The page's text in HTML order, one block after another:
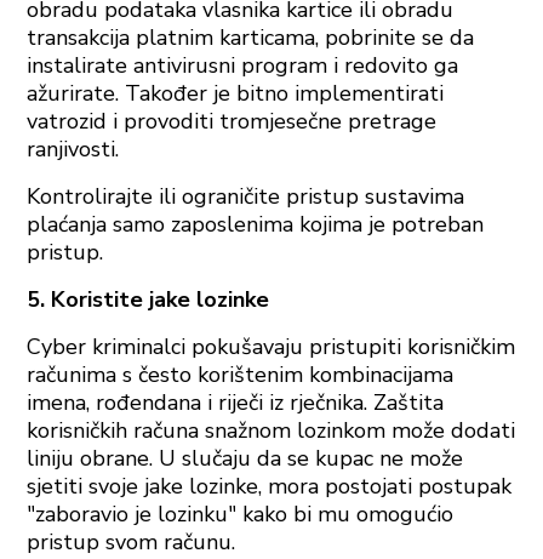
obradu podataka vlasnika kartice ili obradu
transakcija platnim karticama, pobrinite se da
instalirate antivirusni program i redovito ga
ažurirate. Također je bitno implementirati
vatrozid i provoditi tromjesečne pretrage
ranjivosti.
Kontrolirajte ili ograničite pristup sustavima
plaćanja samo zaposlenima kojima je potreban
pristup.
5. Koristite jake lozinke
Cyber kriminalci pokušavaju pristupiti korisničkim
računima s često korištenim kombinacijama
imena, rođendana i riječi iz rječnika. Zaštita
korisničkih računa snažnom lozinkom može dodati
liniju obrane. U slučaju da se kupac ne može
sjetiti svoje jake lozinke, mora postojati postupak
"zaboravio je lozinku" kako bi mu omogućio
pristup svom računu.